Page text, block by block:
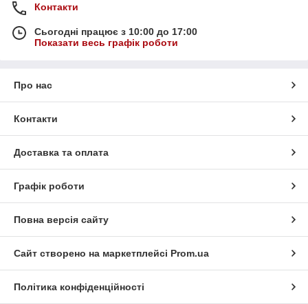
Контакти
Сьогодні працює з 10:00 до 17:00
Показати весь графік роботи
Про нас
Контакти
Доставка та оплата
Графік роботи
Повна версія сайту
Сайт створено на маркетплейсі Prom.ua
Політика конфіденційності